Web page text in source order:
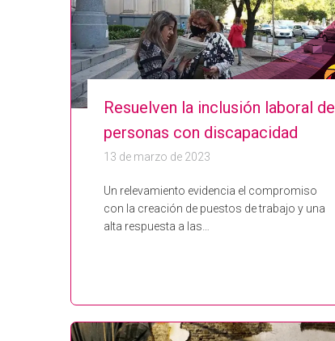
Resuelven la inclusión laboral de
personas con discapacidad
13 de marzo de 2023
Un relevamiento evidencia el compromiso
con la creación de puestos de trabajo y una
alta respuesta a las…